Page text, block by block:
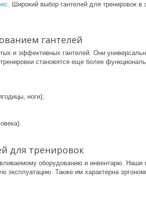
. Широкий выбор гантелей для тренировок в
гантелей
и эффективных гантелей. Они
становятся еще более
ноги);
для тренировок
оборудованию и инвентарю. Наши
эксплуатацию. Также им характерна